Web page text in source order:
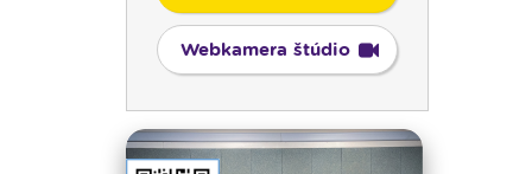
Webkamera štúdio